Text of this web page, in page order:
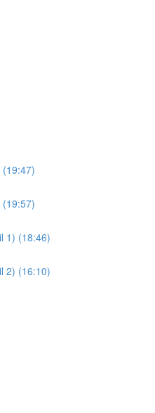
1) (18:46)
2) (16:10)